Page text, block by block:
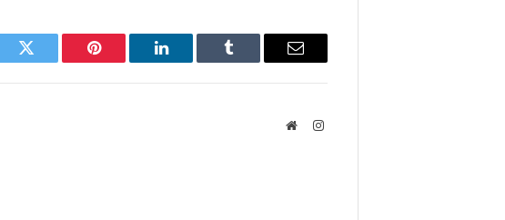
Twitter Pinterest LinkedIn Tumblr Email
WebsiteInstagram